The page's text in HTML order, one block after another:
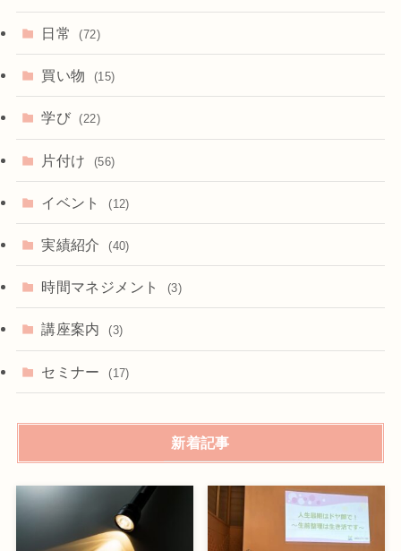
日常 (72)
買い物 (15)
学び (22)
片付け (56)
イベント (12)
実績紹介 (40)
時間マネジメント (3)
講座案内 (3)
セミナー (17)
新着記事